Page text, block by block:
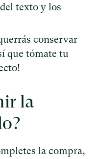
texto y los
conservar
que tómate tu
la
la compra,